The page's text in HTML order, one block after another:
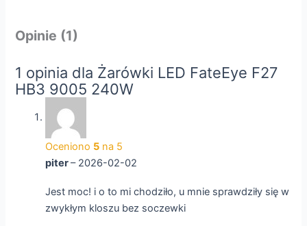
Opinie (1)
1 opinia dla Żarówki LED FateEye F27
HB3 9005 240W
Oceniono 5 na 5
piter– 2026-02-02
Jest moc! i o to mi chodziło, u mnie sprawdziły się w
zwykłym kloszu bez soczewki